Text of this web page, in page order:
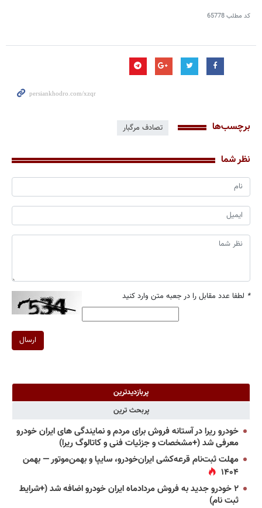
کد مطلب65778
برچسب‌ها تصادف مرگبار
نظر شما
* لطفا عدد مقابل را در جعبه متن وارد کنید
ارسال
پربازدیدترین
پربحث ترین
خودرو ریرا در آستانه فروش برای مردم و نمایندگی های ایران خودرو
معرفی شد (+مشخصات و جزئیات فنی و کاتالوگ ریرا)
مهلت ثبت‌نام قرعه‌کشی ایران‌خودرو، سایپا و بهمن‌موتور — بهمن
۱۴۰۴
۲ خودرو جدید به فروش مردادماه ایران خودرو اضافه شد (+شرایط
ثبت نام)